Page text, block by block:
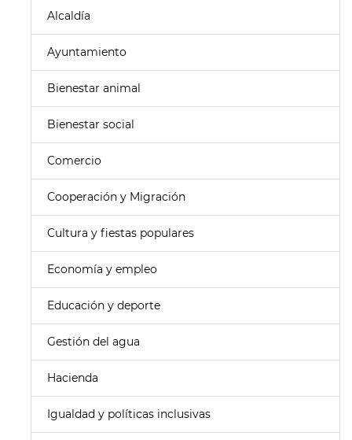
Alcaldía
Ayuntamiento
Bienestar animal
Bienestar social
Comercio
Cooperación y Migración
Cultura y fiestas populares
Economía y empleo
Educación y deporte
Gestión del agua
Hacienda
Igualdad y políticas inclusivas